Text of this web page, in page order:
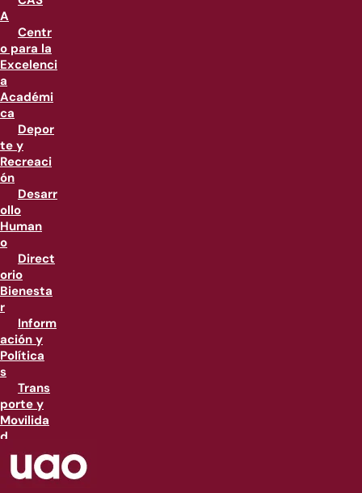
A
Centr
o para la
Excelenci
a
Académi
ca
Depor
te y
Recreaci
ón
Desarr
ollo
Human
o
Direct
orio
Bienesta
r
Inform
ación y
Política
s
Trans
porte y
Movilida
d